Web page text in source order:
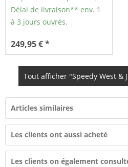
Délai de livraison** env. 1
à 3 jours ouvrés.
249,95 € *
Tout afficher "Speedy West &
Articles similaires
Les clients ont aussi acheté
Les clients on également